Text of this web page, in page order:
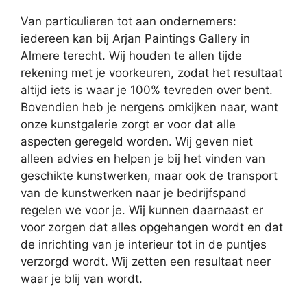
Van particulieren tot aan ondernemers:
iedereen kan bij Arjan Paintings Gallery in
Almere terecht. Wij houden te allen tijde
rekening met je voorkeuren, zodat het resultaat
altijd iets is waar je 100% tevreden over bent.
Bovendien heb je nergens omkijken naar, want
onze kunstgalerie zorgt er voor dat alle
aspecten geregeld worden. Wij geven niet
alleen advies en helpen je bij het vinden van
geschikte kunstwerken, maar ook de transport
van de kunstwerken naar je bedrijfspand
regelen we voor je. Wij kunnen daarnaast er
voor zorgen dat alles opgehangen wordt en dat
de inrichting van je interieur tot in de puntjes
verzorgd wordt. Wij zetten een resultaat neer
waar je blij van wordt.